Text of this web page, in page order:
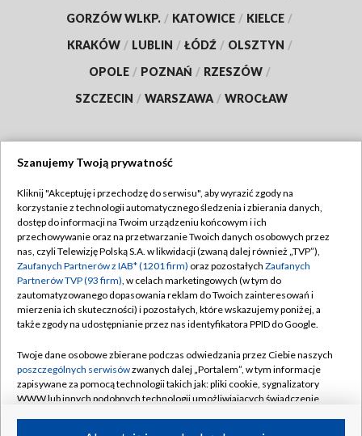
GORZÓW WLKP. / KATOWICE / KIELCE /
KRAKÓW / LUBLIN / ŁÓDŹ / OLSZTYN /
OPOLE / POZNAŃ / RZESZÓW /
SZCZECIN / WARSZAWA / WROCŁAW
TVP
Abonament TVP
Emisja w TVP
Centrum informacji TVP
Naziemna Telewizja Cyfrowa
Rada Programowa
System NOS
Informacje o nadawcy
Regulamin TVP
Polityka prywatności
Moje zgody
Pomoc
Kontakt
Kanały
Szanujemy Twoją prywatność
Kliknij "Akceptuję i przechodzę do serwisu", aby wyrazić zgody na
korzystanie z technologii automatycznego śledzenia i zbierania danych,
dostęp do informacji na Twoim urządzeniu końcowym i ich
przechowywanie oraz na przetwarzanie Twoich danych osobowych przez
nas, czyli Telewizję Polską S.A. w likwidacji (zwaną dalej również „TVP”),
Zaufanych Partnerów z IAB* (1201 firm) oraz pozostałych Zaufanych
Partnerów TVP (93 firm), w celach marketingowych (w tym do
zautomatyzowanego dopasowania reklam do Twoich zainteresowań i
mierzenia ich skuteczności) i pozostałych, które wskazujemy poniżej, a
także zgody na udostępnianie przez nas identyfikatora PPID do Google.
Twoje dane osobowe zbierane podczas odwiedzania przez Ciebie naszych
poszczególnych serwisówzwanych dalej „Portalem”, w tym informacje
zapisywane za pomocą technologii takich jak: pliki cookie, sygnalizatory
WWW lub innych podobnych technologii umożliwiających świadczenie